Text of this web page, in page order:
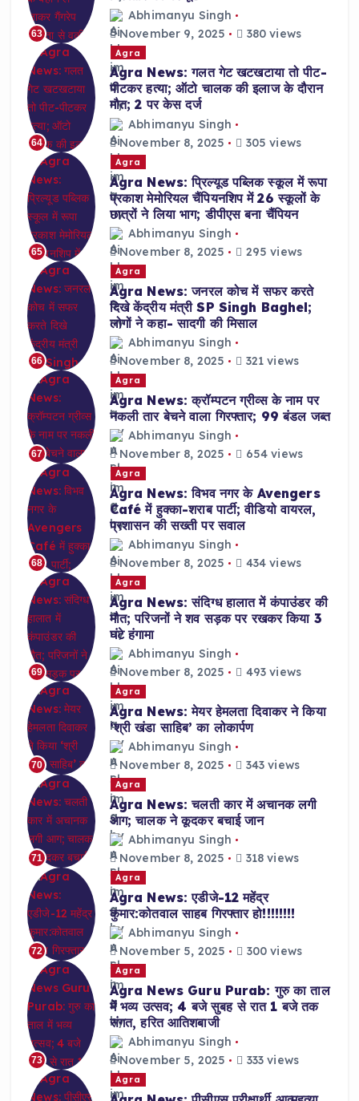
63
Abhimanyu Singh
November 9, 2025
380 views
64
Agra
Agra News: गलत गेट खटखटाया तो पीट-
पीटकर हत्या; ऑटो चालक की इलाज के दौरान
मौत; 2 पर केस दर्ज
Abhimanyu Singh
November 8, 2025
305 views
65
Agra
Agra News: प्रिल्यूड पब्लिक स्कूल में रूपा
प्रकाश मेमोरियल चैंपियनशिप में 26 स्कूलों के
छात्रों ने लिया भाग; डीपीएस बना चैंपियन
Abhimanyu Singh
November 8, 2025
295 views
66
Agra
Agra News: जनरल कोच में सफर करते
दिखे केंद्रीय मंत्री SP Singh Baghel;
लोगों ने कहा- सादगी की मिसाल
Abhimanyu Singh
November 8, 2025
321 views
67
Agra
Agra News: क्रॉम्पटन ग्रीव्स के नाम पर
नकली तार बेचने वाला गिरफ्तार; 99 बंडल जब्त
Abhimanyu Singh
November 8, 2025
654 views
68
Agra
Agra News: विभव नगर के Avengers
Café में हुक्का-शराब पार्टी; वीडियो वायरल,
प्रशासन की सख्ती पर सवाल
Abhimanyu Singh
November 8, 2025
434 views
69
Agra
Agra News: संदिग्ध हालात में कंपाउंडर की
मौत; परिजनों ने शव सड़क पर रखकर किया 3
घंटे हंगामा
Abhimanyu Singh
November 8, 2025
493 views
70
Agra
Agra News: मेयर हेमलता दिवाकर ने किया
‘श्री खंडा साहिब’ का लोकार्पण
Abhimanyu Singh
November 8, 2025
343 views
71
Agra
Agra News: चलती कार में अचानक लगी
आग; चालक ने कूदकर बचाई जान
Abhimanyu Singh
November 8, 2025
318 views
72
Agra
Agra News: एडीजे-12 महेंद्र
कुमार:कोतवाल साहब गिरफ्तार हो!!!!!!!!
Abhimanyu Singh
November 5, 2025
300 views
73
Agra
Agra News Guru Purab: गुरु का ताल
में भव्य उत्सव; 4 बजे सुबह से रात 1 बजे तक
संगत, हरित आतिशबाजी
Abhimanyu Singh
November 5, 2025
333 views
Agra